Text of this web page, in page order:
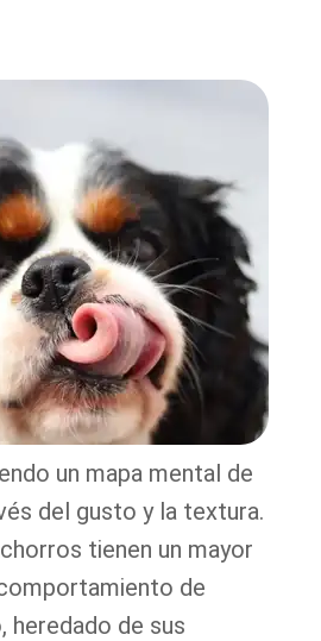
un mapa mental de
del gusto y la textura.
tienen un mayor
de
heredado de sus